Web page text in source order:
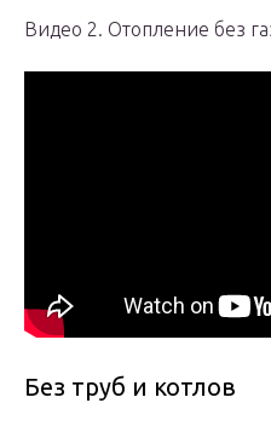
Видео 2. Отопление без
Без труб и котлов